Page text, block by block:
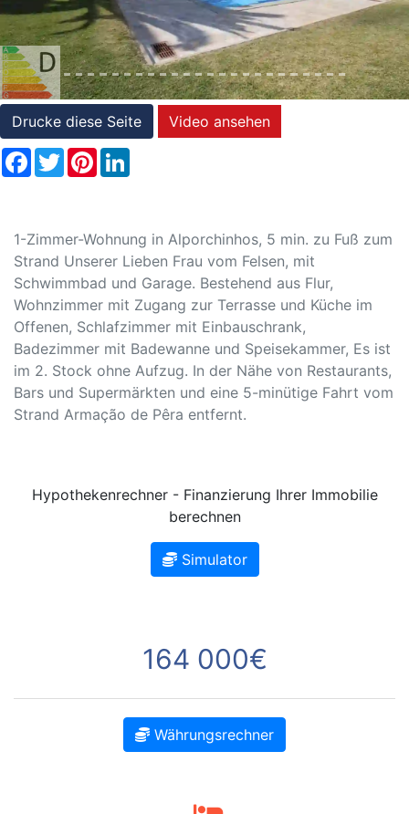
Referenzen
Immobilien
und
Steuerrecht
Drucke diese Seite
Video ansehen
Facebook
TwitterPinterest
1-Zimmer-Wohnung in Alporchinhos, 5 min. zu Fuß zum
Strand Unserer Lieben Frau vom Felsen, mit
Schwimmbad und Garage. Bestehend aus Flur,
Wohnzimmer mit Zugang zur Terrasse und Küche im
Offenen, Schlafzimmer mit Einbauschrank,
Badezimmer mit Badewanne und Speisekammer, Es ist
im 2. Stock ohne Aufzug. In der Nähe von Restaurants,
Bars und Supermärkten und eine 5-minütige Fahrt vom
Strand Armação de Pêra entfernt.
Hypothekenrechner - Finanzierung Ihrer Immobilie
berechnen
Simulator
164 000€
Währungsrechner